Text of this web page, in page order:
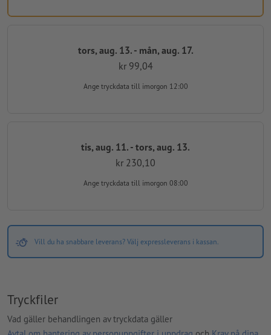
tors, aug. 13. - mån, aug. 17.
kr 99,04
Ange tryckdata till imorgon 12:00
tis, aug. 11. - tors, aug. 13.
kr 230,10
Ange tryckdata till imorgon 08:00
Vill du ha snabbare leverans? Välj expressleverans i kassan.
Tryckfiler
Vad gäller behandlingen av tryckdata gäller